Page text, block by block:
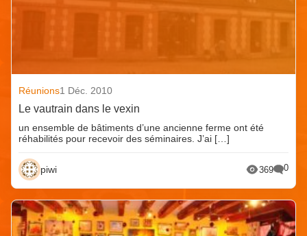
Réunions1 Déc. 2010
Le vautrain dans le vexin
un ensemble de bâtiments d’une ancienne ferme ont été
réhabilités pour recevoir des séminaires. J’ai […]
piwi 369 0